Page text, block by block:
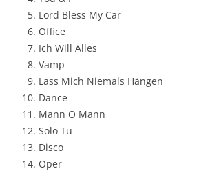
Lord Bless My Car
Office
Ich Will Alles
Vamp
Lass Mich Niemals Hängen
Dance
Mann O Mann
Solo Tu
Disco
Oper